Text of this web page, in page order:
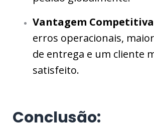
Vantagem
erros operacionais,
de entrega e um cliente
satisfeito.
Conclusão: